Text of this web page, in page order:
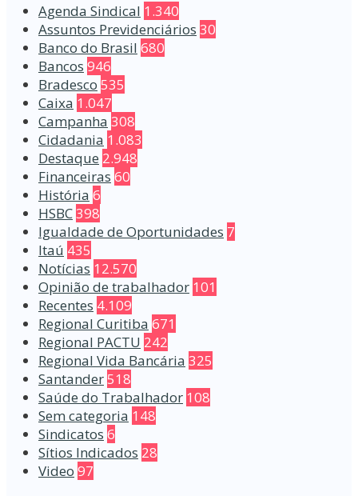
Agenda Sindical 1.340
Assuntos Previdenciários 30
Banco do Brasil 680
Bancos 946
Bradesco 535
Caixa 1.047
Campanha 308
Cidadania 1.083
Destaque 2.948
Financeiras 60
História 6
HSBC398
Igualdade de Oportunidades 7
Itaú 435
Notícias 12.570
Opinião de trabalhador 101
Recentes 4.109
Regional Curitiba 671
Regional PACTU 242
Regional Vida Bancária 325
Santander518
Saúde do Trabalhador 108
Sem categoria 148
Sindicatos 6
Sítios Indicados 28
Video 97